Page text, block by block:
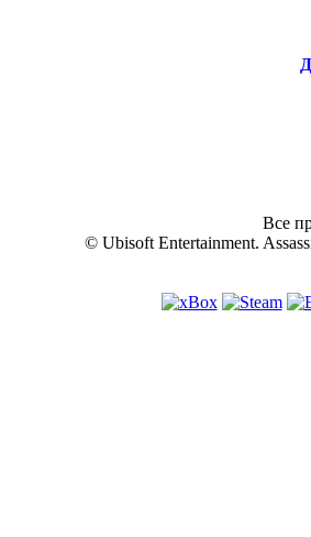
Все
© Ubisoft Entertainment.